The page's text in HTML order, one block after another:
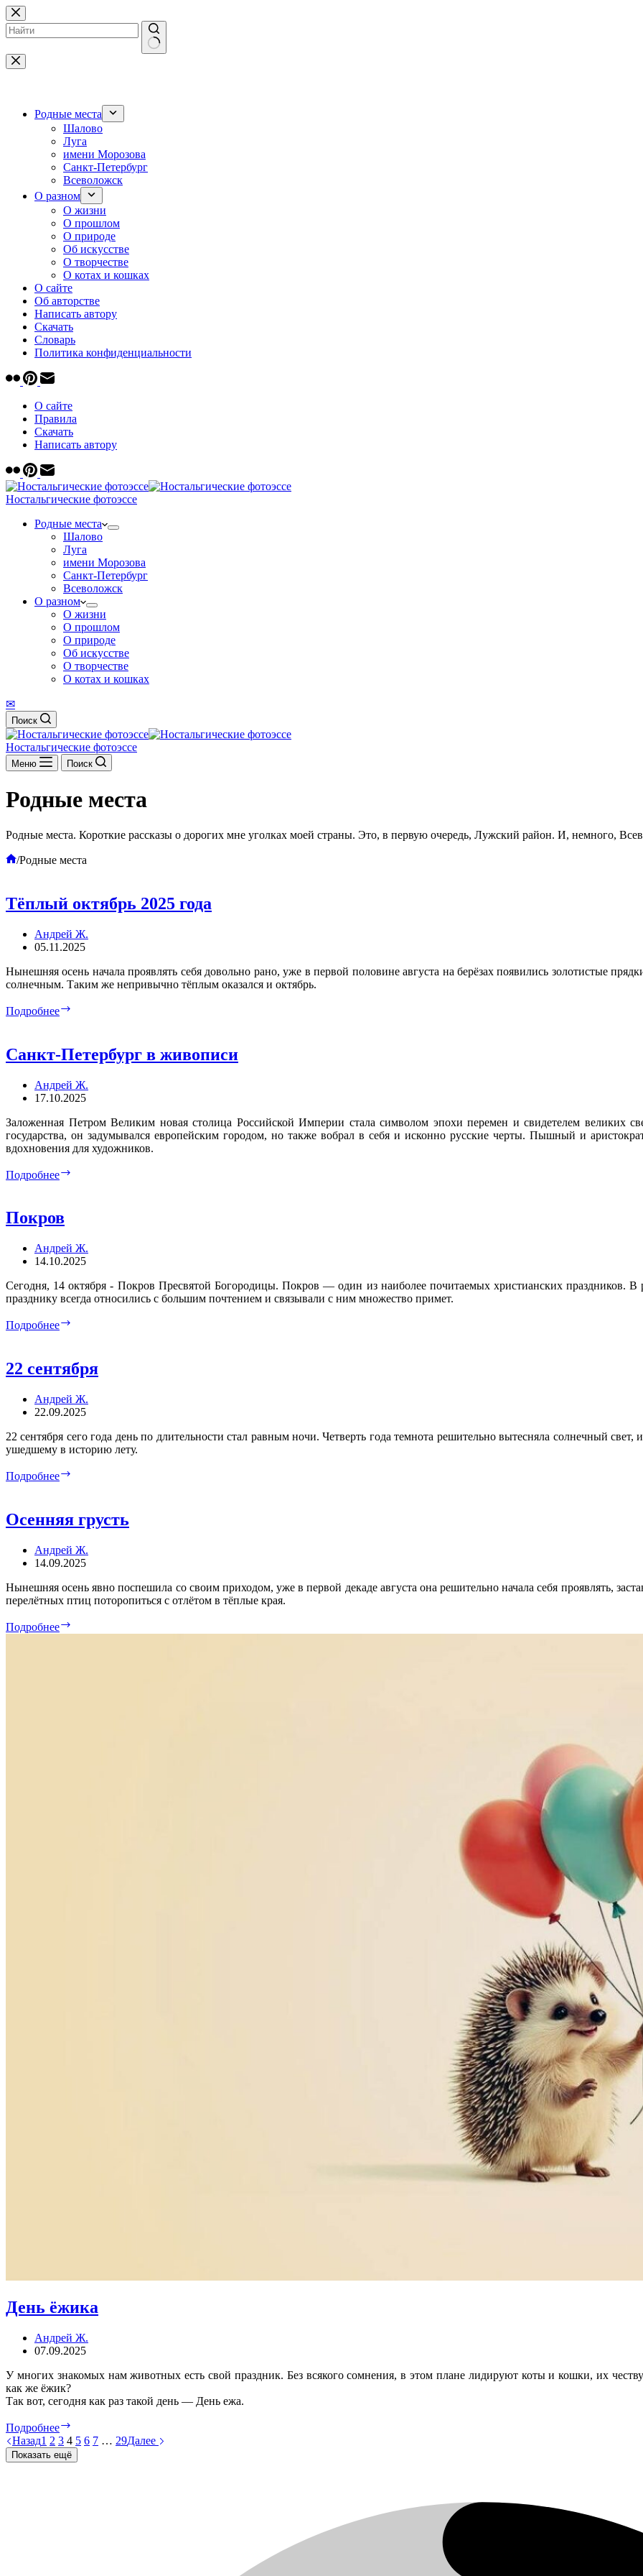
Перейти
к
сути
Ничего
не
Родные места
Шалово
Луга
имени Морозова
Санкт-Петербург
Всеволожск
О разном
О жизни
О прошлом
О природе
Об искусстве
О творчестве
О котах и кошках
О сайте
Об авторстве
Написать автору
Скачать
Cловарь
Политика конфиденциальности
О сайте
Правила
Скачать
Написать автору
Ностальгические фотоэссе
Родные места
Шалово
Луга
имени Морозова
Санкт-Петербург
Всеволожск
О разном
О жизни
О прошлом
О природе
Об искусстве
О творчестве
О котах и кошках
✉
Поиск
Ностальгические фотоэссе
Меню Поиск
Родные места
Родные места. Короткие рассказы о дорогих мне уголках моей страны. Это, в первую очередь, Лужский район. И, немного,
Главная
/Родные места
Тёплый октябрь 2025 года
Андрей Ж.
05.11.2025
Нынешняя осень начала проявлять себя довольно рано, уже в первой половине августа на берёзах появились золотистые
солнечным. Таким же непривычно тёплым оказался и октябрь.
Подробнее
года
Санкт-Петербург в живописи
Андрей Ж.
17.10.2025
Заложенная Петром Великим новая столица Российской Империи стала символом эпохи перемен и свидетелем великих
государства, он задумывался европейским городом, но также вобрал в себя и исконно русские черты. Пышный и
вдохновения для художников.
Подробнее
Покров
Андрей Ж.
14.10.2025
Сегодня, 14 октября - Покров Пресвятой Богородицы. Покров — один из наиболее почитаемых христианских праздников.
празднику всегда относились с большим почтением и связывали с ним множество примет.
Подробнее
22 сентября
Андрей Ж.
22.09.2025
22 сентября сего года день по длительности стал равным ночи. Четверть года темнота решительно вытесняла солнечный
ушедшему в историю лету.
Подробнее
Осенняя грусть
Андрей Ж.
14.09.2025
Нынешняя осень явно поспешила со своим приходом, уже в первой декаде августа она решительно начала себя проявлять,
перелётных птиц поторопиться с отлётом в тёплые края.
Подробнее
грусть
День ёжика
Андрей Ж.
07.09.2025
У многих знакомых нам животных есть свой праздник. Без всякого сомнения, в этом плане лидируют коты и кошки, их
как же ёжик?
Так вот, сегодня как раз такой день — День ежа.
Подробнее
ёжика
Назад1 2 3 4 5 6 7 … 29Далее
Показать ещё